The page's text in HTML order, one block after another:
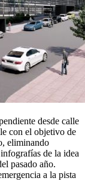
desde calle
con el objetivo de
eliminando
de la idea
pasado año.
a la pista